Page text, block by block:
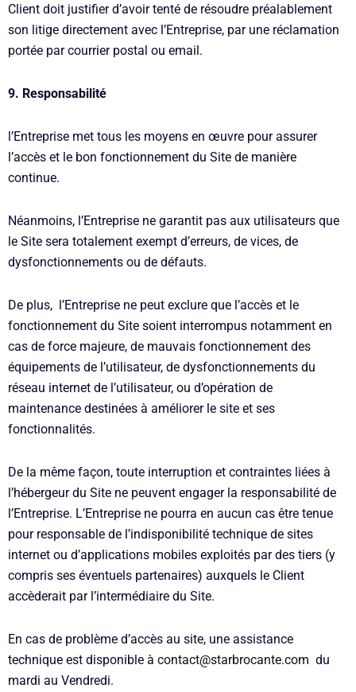
Client doit justifier d’avoir tenté de résoudre préalablement
son litige directement avec l’Entreprise, par une réclamation
portée par courrier postal ou email.
9. Responsabilité
l’Entreprise met tous les moyens en œuvre pour assurer
l’accès et le bon fonctionnement du Site de manière
continue.
Néanmoins, l’Entreprise ne garantit pas aux utilisateurs que
le Site sera totalement exempt d’erreurs, de vices, de
dysfonctionnements ou de défauts.
De plus, l’Entreprise ne peut exclure que l’accès et le
fonctionnement du Site soient interrompus notamment en
cas de force majeure, de mauvais fonctionnement des
équipements de l’utilisateur, de dysfonctionnements du
réseau internet de l’utilisateur, ou d’opération de
maintenance destinées à améliorer le site et ses
fonctionnalités.
De la même façon, toute interruption et contraintes liées à
l’hébergeur du Site ne peuvent engager la responsabilité de
l’Entreprise. L’Entreprise ne pourra en aucun cas être tenue
pour responsable de l’indisponibilité technique de sites
internet ou d’applications mobiles exploités par des tiers (y
compris ses éventuels partenaires) auxquels le Client
accèderait par l’intermédiaire du Site.
En cas de problème d’accès au site, une assistance
technique est disponible à contact@starbrocante.com du
mardi au Vendredi.